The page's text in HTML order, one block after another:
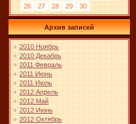
26
27 28 29 30
Архив записей
2010 Ноябрь
2010 Декабрь
2011 Февраль
2011 Июнь
2011 Июль
2012 Апрель
2012 Май
2012 Июнь
2012 Октябрь